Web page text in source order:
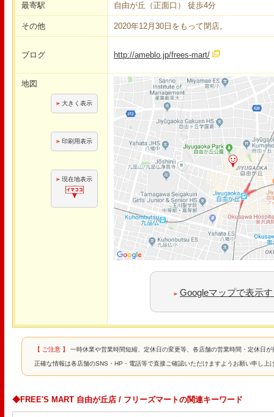
最寄駅 自由が丘（正面口） 徒歩4分
その他 2020年12月30日をもって閉店。
ブログ http://ameblo.jp/frees-mart/
地図
大きく表示
印刷用表示
現在地表示
Googleマップで表示
【 ご注意 】 一時休業や営業時間短縮、定休日の変更等、各店舗の営業時間・定休日
正確な情報は各店舗のSNS・HP・電話等で直接ご確認いただけますようお願い申し上
◆FREE'S MART 自由が丘店 / フリーズマートの関連キーワード